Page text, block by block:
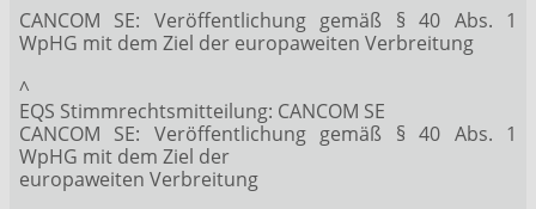
CANCOM SE: Veröffentlichung gemäß § 40 Abs. 1
WpHG mit dem Ziel der europaweiten Verbreitung
^
EQS Stimmrechtsmitteilung: CANCOM SE
CANCOM SE: Veröffentlichung gemäß § 40 Abs. 1
WpHG mit dem Ziel der
europaweiten Verbreitung